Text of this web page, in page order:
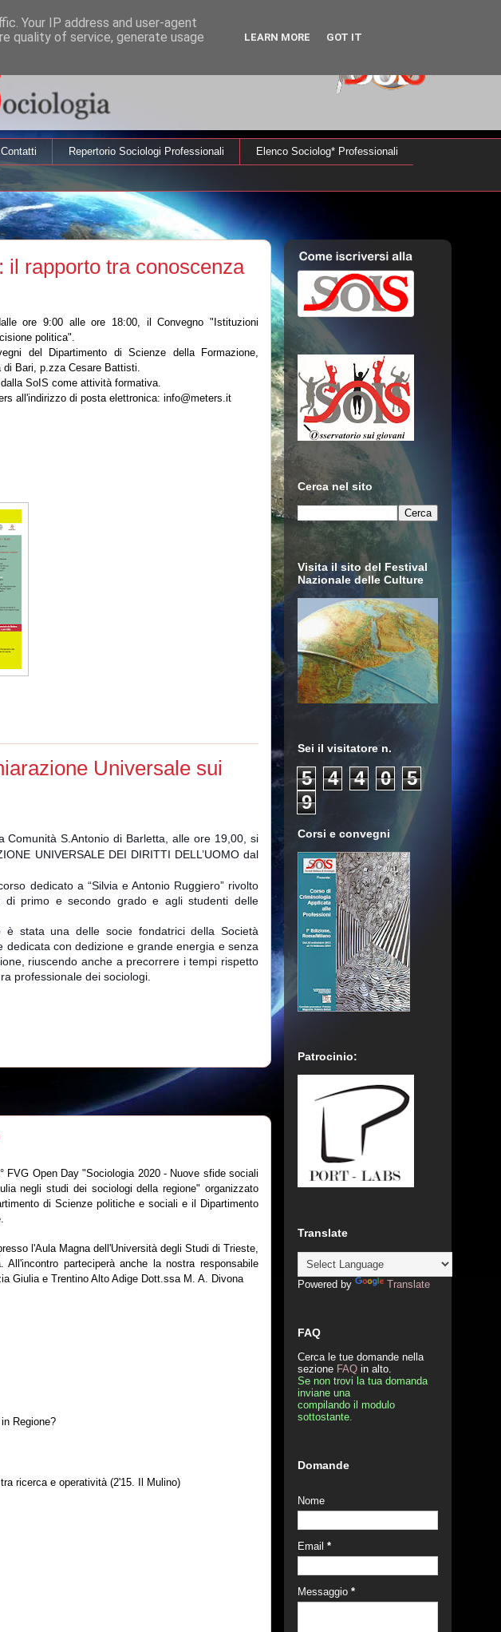
Contatti Repertorio Sociologi Professionali Elenco Sociolog* Professionali
rapporto tra conoscenza
ore 9:00 alle ore 18:00, il Convegno "Istituzioni
politica".
del Dipartimento di Scienze della Formazione,
di Bari, p.zza Cesare Battisti.
SoIS come attività formativa.
all'indirizzo di posta elettronica: info@meters.it
Universale sui
Comunità S.Antonio di Barletta, alle ore 19,00, si
UNIVERSALE DEI DIRITTI DELL’UOMO dal
dedicato a “Silvia e Antonio Ruggiero” rivolto
di primo e secondo grado e agli studenti delle
è stata una delle socie fondatrici della Società
dedicata con dedizione e grande energia e senza
riuscendo anche a precorrere i tempi rispetto
professionale dei sociologi.
FVG Open Day "Sociologia 2020 - Nuove sfide sociali
negli studi dei sociologi della regione" organizzato
di Scienze politiche e sociali e il Dipartimento
l'Aula Magna dell'Università degli Studi di Trieste,
parteciperà anche la nostra responsabile
Giulia e Trentino Alto Adige Dott.ssa M. A. Divona
Regione?
ricerca e operatività (2'15. Il Mulino)
Cerca nel sito
Visita il sito del Festival
Nazionale delle Culture
Sei il visitatore n.
5 4 4 0
5
9
Corsi e convegni
Patrocinio:
Translate
Powered by Translate
FAQ
Cerca le tue domande nella
sezione FAQ in alto.
Se non trovi la tua domanda
inviane una
compilando il modulo
sottostante.
Domande
Nome
Email *
Messaggio *
Your IP address and user-agent
quality of service, generate usage
LEARN MORE GOT IT